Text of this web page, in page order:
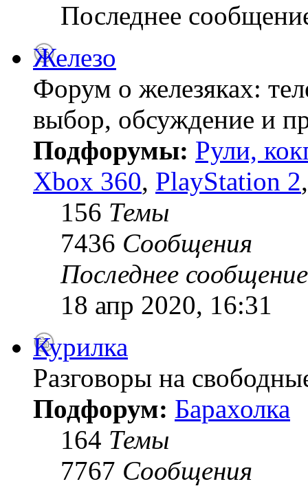
Последнее
Железо
Форум о железяках:
выбор, обсуждение и
Подфорумы: Рули,
Xbox 360, PlayStation 2
156 Темы
7436 Сообщения
Последнее сообщение
18 апр 2020, 16:31
Курилка
Разговоры на
Подфорум: Барахолка
164 Темы
7767 Сообщения